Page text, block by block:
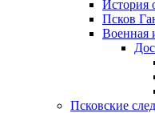
История
Псков
Военная
Псковские